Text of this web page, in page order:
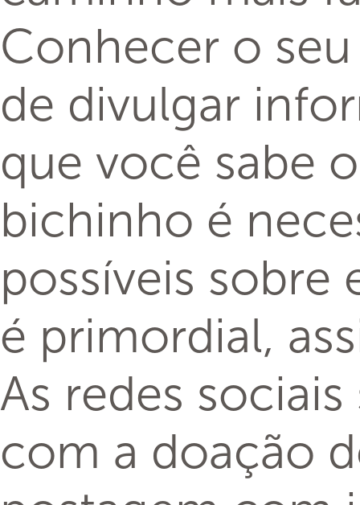
Conhecer o
de divulgar
que você sabe
bichinho é
possíveis sobre
é primordial,
As redes
com a doação